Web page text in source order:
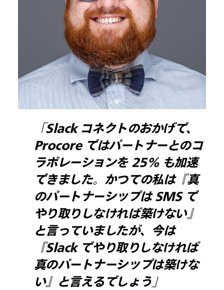
「Slack コネクトのおかげで、
Procore ではパートナーとのコ
ラボレーションを 25% も加速
できました。かつての私は『真
のパートナーシップは SMS で
やり取りしなければ築けない』
と言っていましたが、今は
『Slack でやり取りしなければ
真のパートナーシップは築けな
い』と言えるでしょう」